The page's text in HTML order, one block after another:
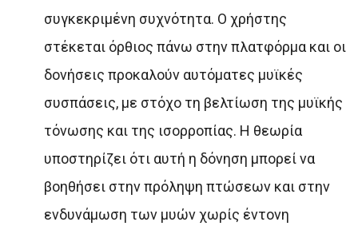
συγκεκριμένη συχνότητα. Ο χρήστης
στέκεται όρθιος πάνω στην πλατφόρμα και οι
δονήσεις προκαλούν αυτόματες μυϊκές
συσπάσεις, με στόχο τη βελτίωση της μυϊκής
τόνωσης και της ισορροπίας. Η θεωρία
υποστηρίζει ότι αυτή η δόνηση μπορεί να
βοηθήσει στην πρόληψη πτώσεων και στην
ενδυνάμωση των μυών χωρίς έντονη